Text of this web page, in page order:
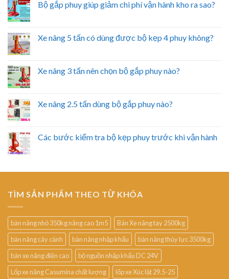
Bộ gắp phuy giúp giảm chi phí vận hành kho ra sao?
Xe nâng 5 tấn có dùng được bộ kẹp 4 phuy không?
Xe nâng 3 tấn nên chọn bộ gắp phuy nào?
Xe nâng 2.5 tấn dùng bộ gắp phuy nào?
Các bước kiểm tra bộ kẹp phuy trước khi vận hành
TÌM SẢN PHẨM THEO TỪ KHÓA
bàn nâng nhỏ 350kg nâng cao 1m5
Bán Xe nâng tay 2500kg
bàn nâng cây cảnh
bàn nâng nhập khẩu
bàn nâng thủy lực 3500kg
bán xe nâng điện cao
bộ nguồn nhập khẩu DC 24V
Lốp xe nâng Casumina chất lượng
lốp xe Xúc lật 29.5-25